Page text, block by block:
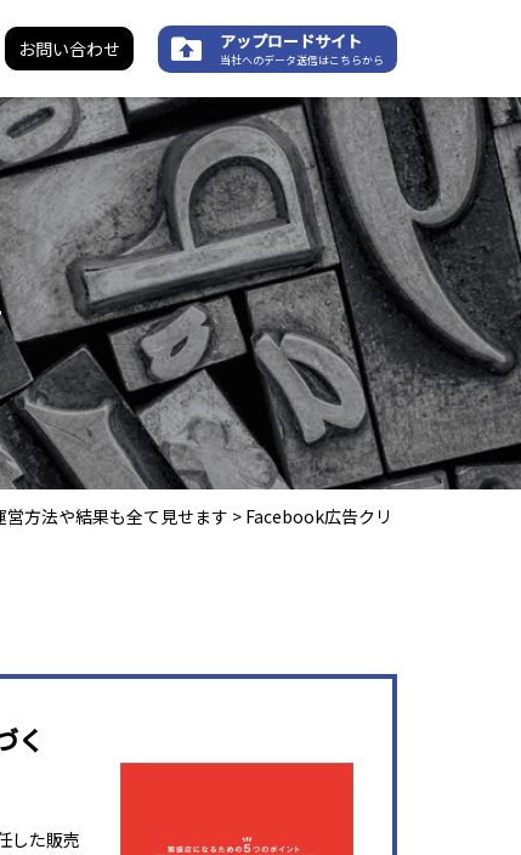
お問い合わせ アップロードサイト
当社へのデータ送信はこちらから
方法や結果も全て見せます > Facebook広告クリ
く
した販売